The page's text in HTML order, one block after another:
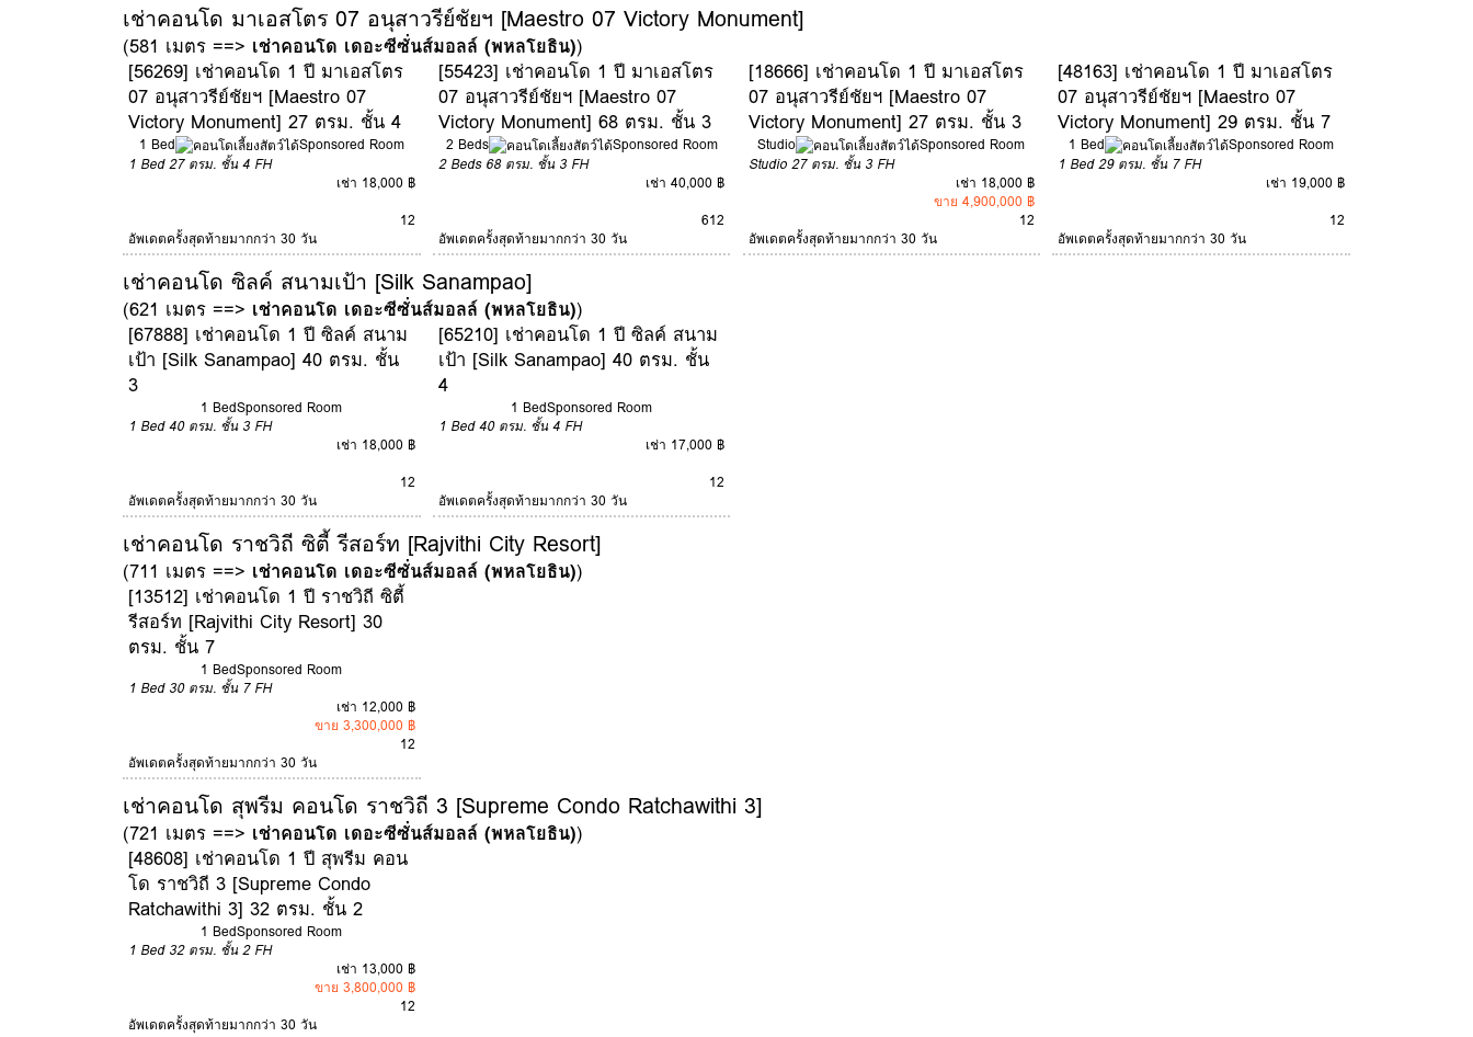
เช่าคอนโด มาเอสโตร 07 อนุสาวรีย์ชัยฯ [Maestro 07 Victory Monument]
(581 เมตร ==> เช่าคอนโด เดอะซีซั่นส์มอลล์ (พหลโยธิน))
[56269] เช่าคอนโด 1 ปี มาเอสโตร
07 อนุสาวรีย์ชัยฯ [Maestro 07
Victory Monument] 27 ตรม. ชั้น 4
1 Bed
Sponsored Room
1 Bed 27 ตรม. ชั้น 4 FH
เช่า 18,000 ฿
12
อัพเดตครั้งสุดท้ายมากกว่า 30 วัน
[55423] เช่าคอนโด 1 ปี มาเอสโตร
07 อนุสาวรีย์ชัยฯ [Maestro 07
Victory Monument] 68 ตรม. ชั้น 3
2 Beds
Sponsored Room
2 Beds 68 ตรม. ชั้น 3 FH
เช่า 40,000 ฿
612
อัพเดตครั้งสุดท้ายมากกว่า 30 วัน
[18666] เช่าคอนโด 1 ปี มาเอสโตร
07 อนุสาวรีย์ชัยฯ [Maestro 07
Victory Monument] 27 ตรม. ชั้น 3
Studio
Sponsored Room
Studio 27 ตรม. ชั้น 3 FH
เช่า 18,000 ฿
ขาย 4,900,000 ฿
12
อัพเดตครั้งสุดท้ายมากกว่า 30 วัน
[48163] เช่าคอนโด 1 ปี มาเอสโตร
07 อนุสาวรีย์ชัยฯ [Maestro 07
Victory Monument] 29 ตรม. ชั้น 7
1 Bed
Sponsored Room
1 Bed 29 ตรม. ชั้น 7 FH
เช่า 19,000 ฿
12
อัพเดตครั้งสุดท้ายมากกว่า 30 วัน
เช่าคอนโด ซิลค์ สนามเป้า [Silk Sanampao]
(621 เมตร ==> เช่าคอนโด เดอะซีซั่นส์มอลล์ (พหลโยธิน))
[67888] เช่าคอนโด 1 ปี ซิลค์ สนาม
เป้า [Silk Sanampao] 40 ตรม. ชั้น
3
1 BedSponsored Room
1 Bed 40 ตรม. ชั้น 3 FH
เช่า 18,000 ฿
12
อัพเดตครั้งสุดท้ายมากกว่า 30 วัน
[65210] เช่าคอนโด 1 ปี ซิลค์ สนาม
เป้า [Silk Sanampao] 40 ตรม. ชั้น
4
1 BedSponsored Room
1 Bed 40 ตรม. ชั้น 4 FH
เช่า 17,000 ฿
12
อัพเดตครั้งสุดท้ายมากกว่า 30 วัน
เช่าคอนโด ราชวิถี ซิตี้ รีสอร์ท [Rajvithi City Resort]
(711 เมตร ==> เช่าคอนโด เดอะซีซั่นส์มอลล์ (พหลโยธิน))
[13512] เช่าคอนโด 1 ปี ราชวิถี ซิตี้
รีสอร์ท [Rajvithi City Resort] 30
ตรม. ชั้น 7
1 BedSponsored Room
1 Bed 30 ตรม. ชั้น 7 FH
เช่า 12,000 ฿
ขาย 3,300,000 ฿
12
อัพเดตครั้งสุดท้ายมากกว่า 30 วัน
เช่าคอนโด สุพรีม คอนโด ราชวิถี 3 [Supreme Condo Ratchawithi 3]
(721 เมตร ==> เช่าคอนโด เดอะซีซั่นส์มอลล์ (พหลโยธิน))
[48608] เช่าคอนโด 1 ปี สุพรีม คอน
โด ราชวิถี 3 [Supreme Condo
Ratchawithi 3] 32 ตรม. ชั้น 2
1 BedSponsored Room
1 Bed 32 ตรม. ชั้น 2 FH
เช่า 13,000 ฿
ขาย 3,800,000 ฿
12
อัพเดตครั้งสุดท้ายมากกว่า 30 วัน